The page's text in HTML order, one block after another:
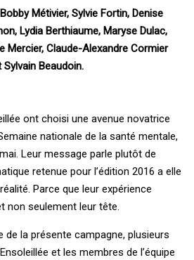
Métivier, Sylvie Fortin, Denise
Lydia Berthiaume, Maryse Dulac,
Mercier, Claude-Alexandre Cormier
Sylvain Beaudoin.
ont choisi une avenue novatrice
nationale de la santé mentale,
Leur message parle plutôt de
retenue pour l’édition 2016 a elle
Parce que leur expérience
non seulement leur tête.
de la présente campagne, plusieurs
et les membres de l’équipe